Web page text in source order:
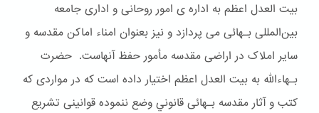
بیت العدل اعظم به اداره ی امور روحانی و اداری جامعه
بین‌المللی بـهائی می پردازد و نیز بعنوان امناء اماکن مقدسه و
سایر املاک در اراضی مقدسه مأمور حفظ آنهاست. حضرت
بـهاءالله به بیت العدل اعظم اختیار داده است که در مواردی که
کتب و آثار مقدسه بـهائی قانوني وضع ننموده قوانینی تشریع